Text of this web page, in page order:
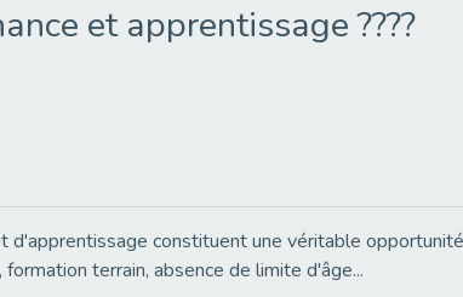
et apprentissage ????
d'apprentissage constituent une véritable
terrain, absence de limite d'âge...